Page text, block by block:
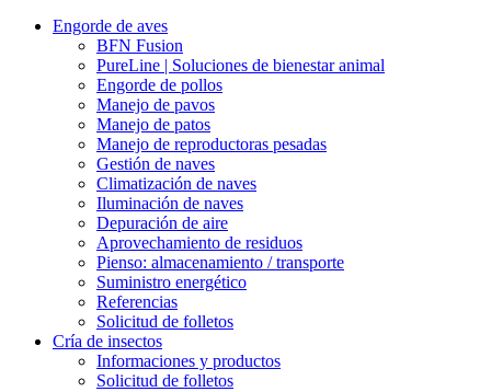
Engorde de aves
BFN Fusion
PureLine | Soluciones de bienestar animal
Engorde de pollos
Manejo de pavos
Manejo de patos
Manejo de reproductoras pesadas
Gestión de naves
Climatización de naves
Iluminación de naves
Depuración de aire
Aprovechamiento de residuos
Pienso: almacenamiento / transporte
Suministro energético
Referencias
Solicitud de folletos
Cría de insectos
Informaciones y productos
Solicitud de folletos